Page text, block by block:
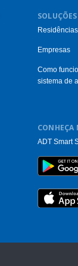
Residências
Empresas
Como
sistema de
CONHEÇA
ADT Smart